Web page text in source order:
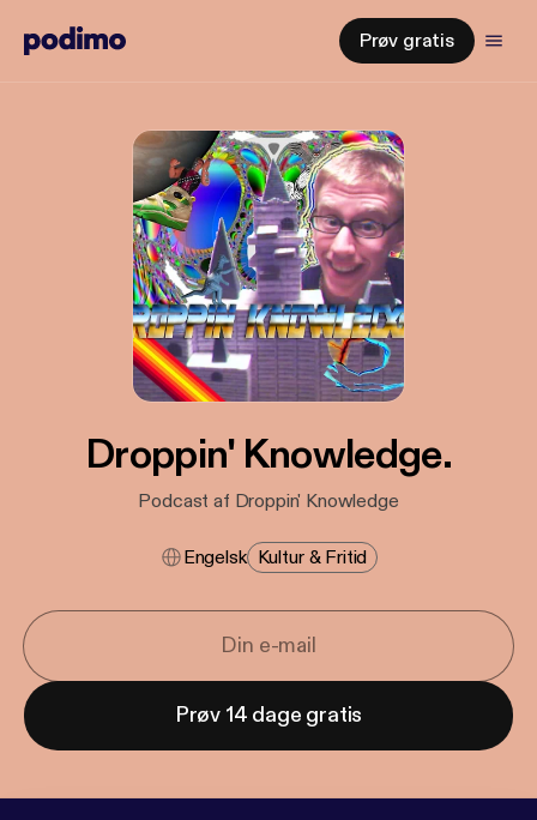
Prøv gratis
Droppin' Knowledge.
Podcast af Droppin' Knowledge
Engelsk Kultur & Fritid
Prøv 14 dage gratis